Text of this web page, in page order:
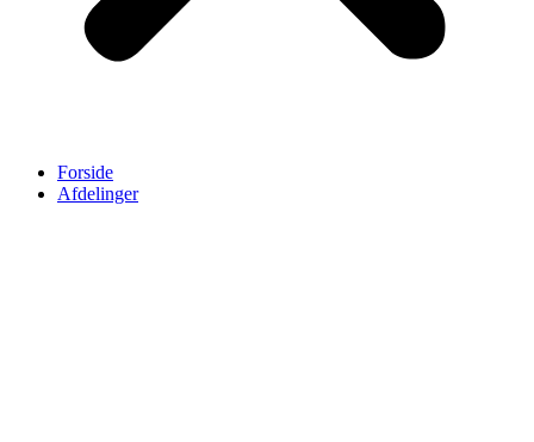
Forside
Afdelinger